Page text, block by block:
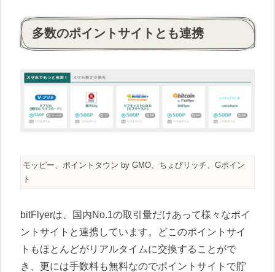
多数のポイントサイトとも連携
モッピー、ポイントタウン by GMO、ちょびリッチ、Gポイン
ト
bitFlyerは、国内No.1の取引量だけあって様々なポイ
ントサイトと連携しています。どこのポイントサイ
トもほとんどがリアルタイムに交換することがで
き、更には手数料も無料なのでポイントサイトで貯